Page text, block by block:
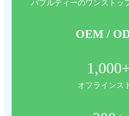
バブルティーのワンストッ
OEM /
1,000
オフラインス